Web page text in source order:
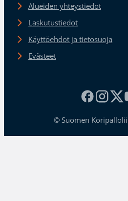
Alueiden yhteystiedot
Laskutustiedot
Käyttöehdot ja tietosuoja
Evästeet
© Suomen